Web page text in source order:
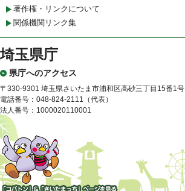
著作権・リンクについて
関係機関リンク集
埼玉県庁
県庁へのアクセス
〒330-9301 埼玉県さいたま市浦和区高砂三丁目15番1号
電話番号：048-824-2111（代表）
法人番号：1000020110001